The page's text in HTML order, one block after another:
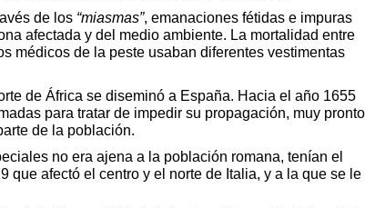
de los “miasmas”, emanaciones fétidas e impuras
afectada y del medio ambiente. La mortalidad entre
médicos de la peste usaban diferentes vestimentas
de África se diseminó a España. Hacia el año 1655
para tratar de impedir su propagación, muy pronto
de la población.
no era ajena a la población romana, tenían el
que afectó el centro y el norte de Italia, y a la que se le